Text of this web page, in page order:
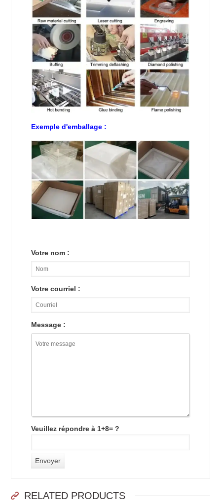
Exemple d'emballage :
Votre nom :
Votre courriel :
Message :
Veuillez répondre à 1+8= ?
RELATED PRODUCTS